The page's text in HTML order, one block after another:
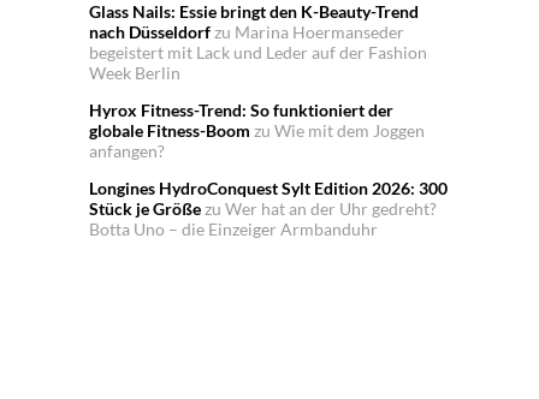
Glass Nails: Essie bringt den K-Beauty-Trend
nach Düsseldorfzu Marina Hoermanseder
begeistert mit Lack und Leder auf der Fashion
Week Berlin
Hyrox Fitness-Trend: So funktioniert der
globale Fitness-Boom zu Wie mit dem Joggen
anfangen?
Longines HydroConquest Sylt Edition 2026: 300
Stück je Größezu Wer hat an der Uhr gedreht?
Botta Uno – die Einzeiger Armbanduhr